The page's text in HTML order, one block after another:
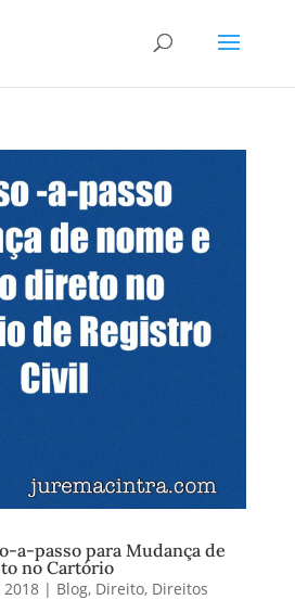
a-passo para Mudança de
no Cartório
2018| Blog, Direito, Direitos